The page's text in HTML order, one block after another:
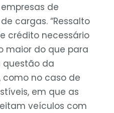
de
cargas. “Ressalto
crédito necessário
maior do que para
questão da
no caso de
em que as
veículos com